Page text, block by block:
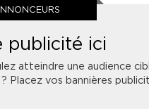
publicité ici
atteindre une audience
Placez vos bannières